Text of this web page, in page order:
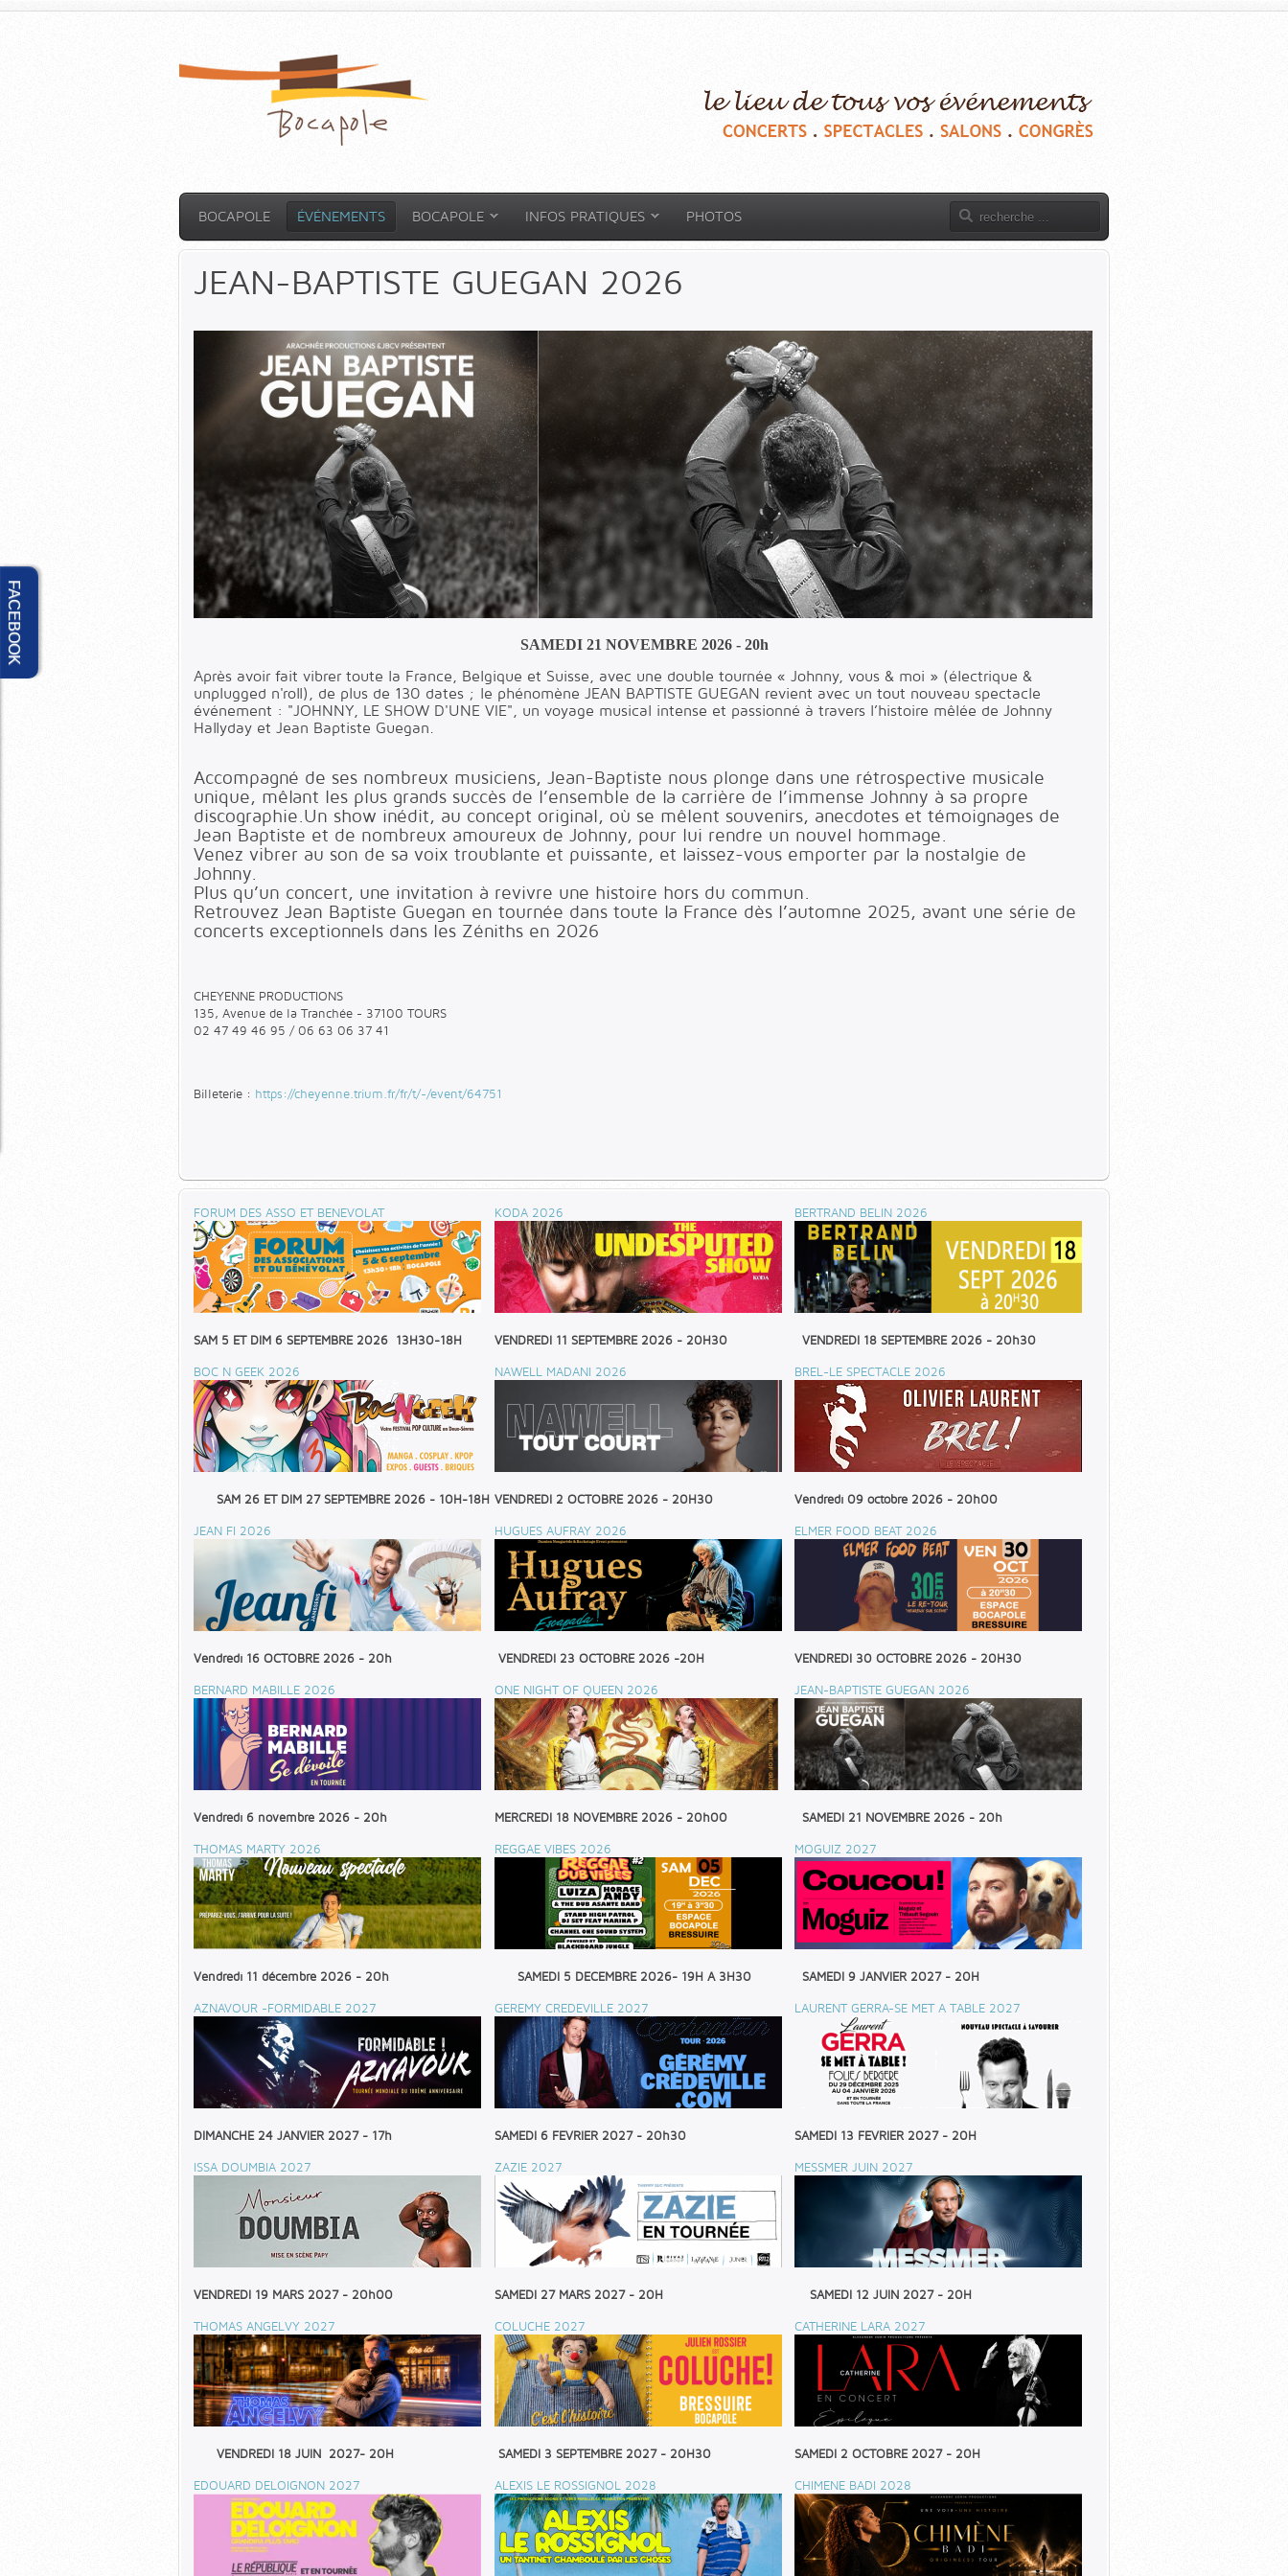
BOCAPOLE ÉVÉNEMENTS BOCAPOLE INFOS PRATIQUES PHOTOS
JEAN-BAPTISTE GUEGAN 2026
SAMEDI 21 NOVEMBRE 2026 - 20h
Après avoir fait vibrer toute la France, Belgique et Suisse, avec une double tournée « Johnny, vous & moi » (électrique &
unplugged n'roll), de plus de 130 dates ; le phénomène JEAN BAPTISTE GUEGAN revient avec un tout nouveau spectacle
événement : "JOHNNY, LE SHOW D'UNE VIE", un voyage musical intense et passionné à travers l’histoire mêlée de Johnny
Hallyday et Jean Baptiste Guegan.
Accompagné de ses nombreux musiciens, Jean-Baptiste nous plonge dans une rétrospective musicale
unique, mêlant les plus grands succès de l’ensemble de la carrière de l’immense Johnny à sa propre
discographie.Un show inédit, au concept original, où se mêlent souvenirs, anecdotes et témoignages de
Jean Baptiste et de nombreux amoureux de Johnny, pour lui rendre un nouvel hommage.
Venez vibrer au son de sa voix troublante et puissante, et laissez-vous emporter par la nostalgie de
Johnny.
Plus qu’un concert, une invitation à revivre une histoire hors du commun.
Retrouvez Jean Baptiste Guegan en tournée dans toute la France dès l’automne 2025, avant une série de
concerts exceptionnels dans les Zéniths en 2026
CHEYENNE PRODUCTIONS
135, Avenue de la Tranchée - 37100 TOURS
02 47 49 46 95 / 06 63 06 37 41
Billeterie : https://cheyenne.trium.fr/fr/t/-/event/64751
FORUM DES ASSO ET BENEVOLAT
SAM 5 ET DIM 6 SEPTEMBRE 2026 13H30-18H
KODA 2026
VENDREDI 11 SEPTEMBRE 2026 - 20H30
BERTRAND BELIN 2026
VENDREDI 18 SEPTEMBRE 2026 - 20h30
BOC N GEEK 2026
SAM 26 ET DIM 27 SEPTEMBRE 2026 - 10H-18H
NAWELL MADANI 2026
VENDREDI 2 OCTOBRE 2026 - 20H30
BREL-LE SPECTACLE 2026
Vendredi 09 octobre 2026 - 20h00
JEAN FI 2026
Vendredi 16 OCTOBRE 2026 - 20h
HUGUES AUFRAY 2026
VENDREDI 23 OCTOBRE 2026 -20H
ELMER FOOD BEAT 2026
VENDREDI 30 OCTOBRE 2026 - 20H30
BERNARD MABILLE 2026
Vendredi 6 novembre 2026 - 20h
ONE NIGHT OF QUEEN 2026
MERCREDI 18 NOVEMBRE 2026 - 20h00
JEAN-BAPTISTE GUEGAN 2026
SAMEDI 21 NOVEMBRE 2026 - 20h
THOMAS MARTY 2026
Vendredi 11 décembre 2026 - 20h
REGGAE VIBES 2026
SAMEDI 5 DECEMBRE 2026- 19H A 3H30
MOGUIZ 2027
SAMEDI 9 JANVIER 2027 - 20H
AZNAVOUR -FORMIDABLE 2027
DIMANCHE 24 JANVIER 2027 - 17h
GEREMY CREDEVILLE 2027
SAMEDI 6 FEVRIER 2027 - 20h30
LAURENT GERRA-SE MET A TABLE 2027
SAMEDI 13 FEVRIER 2027 - 20H
ISSA DOUMBIA 2027
VENDREDI 19 MARS 2027 - 20h00
ZAZIE 2027
SAMEDI 27 MARS 2027 - 20H
MESSMER JUIN 2027
SAMEDI 12 JUIN 2027 - 20H
THOMAS ANGELVY 2027
VENDREDI 18 JUIN 2027- 20H
COLUCHE 2027
SAMEDI 3 SEPTEMBRE 2027 - 20H30
CATHERINE LARA 2027
SAMEDI 2 OCTOBRE 2027 - 20H
EDOUARD DELOIGNON 2027 ALEXIS LE ROSSIGNOL 2028 CHIMENE BADI 2028
FACEBOOK